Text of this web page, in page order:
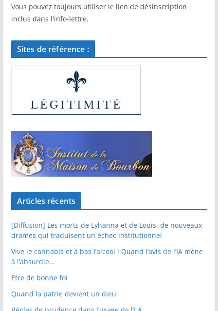
Vous pouvez toujours utiliser le lien de désinscription
inclus dans l'info-lettre.
Sites de référence :
Articles récents
[Diffusion] Les morts de Lyhanna et de Louis, de nouveaux
drames qui traduisent un échec institutionnel
Vive le cannabis et à bas l’alcool ! Quand l’avis de l’IA mène
à l’absurdie…
Etre de bonne foi
Quand la patrie devient un dieu